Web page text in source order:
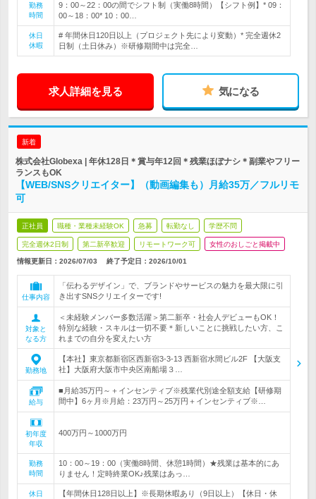
勤務
時間
9：00～22：00の間でシフト制（実働8時間）【シフト例】* 09：
00～18：00* 10：00…
休日
休暇
# 年間休日120日以上（プロジェクト先により変動）* 完全週休2
日制（土日休み）※研修期間中は完全…
求人詳細を見る 気になる
新着
株式会社Globexa | 年休128日＊賞与年12回＊残業ほぼナシ＊副業やフリー
ランスもOK
【WEB/SNSクリエイター】（動画編集も）月給35万／フルリモ
可
正社員 職種・業種未経験OK 急募 転勤なし 学歴不問
完全週休2日制 第二新卒歓迎 リモートワーク可 女性のおしごと掲載中
情報更新日：2026/07/03 終了予定日： 2026/10/01
仕事内容
「伝わるデザイン」で、ブランドやサービスの魅力を最大限に引
き出すSNSクリエイターです!
対象と
なる方
＜未経験メンバー多数活躍＞第二新卒・社会人デビューもOK！
特別な経験・スキルは一切不要＊新しいことに挑戦したい方、こ
れまでの自分を変えたい方
勤務地
【本社】東京都新宿区西新宿3-3-13 西新宿水間ビル2F 【大阪支
社】大阪府大阪市中央区南船場３…
給与
■月給35万円～＋インセンティブ※残業代別途全額支給【研修期
間中】6ヶ月※月給：23万円～25万円＋インセンティブ※…
初年度
年収
400万円～1000万円
勤務
時間
10：00～19：00（実働8時間、休憩1時間）★残業は基本的にあ
りません！定時終業OK♪残業はあっ…
休日
【年間休日128日以上】※長期休暇あり（9日以上）【休日・休